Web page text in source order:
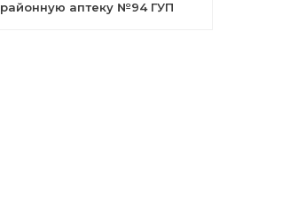
районную аптеку №94 ГУП